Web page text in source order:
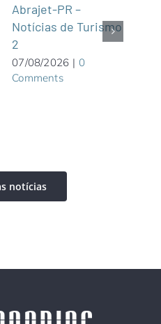
Abrajet-PR –
Notícias de Turismo
2
07/08/2026 | 0
Comments
notícias